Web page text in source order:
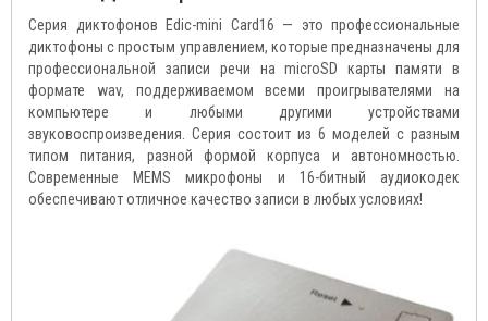
Серия диктофонов Edic-mini Card16 — это профессиональные
диктофоны с простым управлением, которые предназначены для
профессиональной записи речи на microSD карты памяти в
формате wav, поддерживаемом всеми проигрывателями на
компьютере и любыми другими устройствами
звуковоспроизведения. Серия состоит из 6 моделей с разным
типом питания, разной формой корпуса и автономностью.
Современные MEMS микрофоны и 16-битный аудиокодек
обеспечивают отличное качество записи в любых условиях!